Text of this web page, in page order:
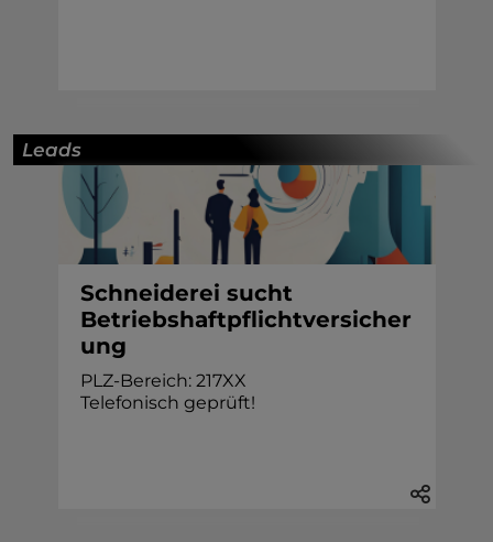
Leads
Schneiderei sucht
Betriebshaftpflichtversicher
ung
PLZ-Bereich: 217XX
Telefonisch geprüft!